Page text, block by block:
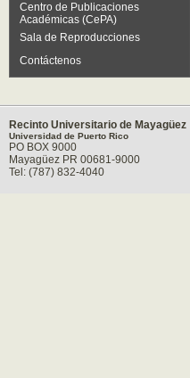
Centro de Publicaciones
Académicas (CePA)
Sala de Reproducciones
Contáctenos
Recinto Universitario de Mayagüez
Universidad de Puerto Rico
PO BOX 9000
Mayagüez PR 00681-9000
Tel: (787) 832-4040